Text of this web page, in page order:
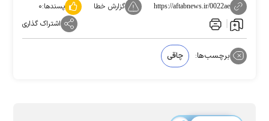
https://aftabnews.ir/0022ae گزارش خطا پسندها:۰
اشتراک گذاری
برچسب‌ها: چاقی